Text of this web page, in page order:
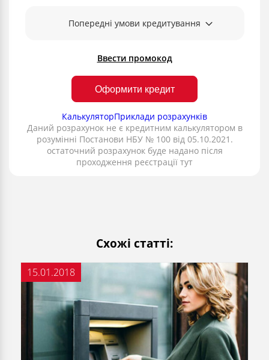
Попередні умови кредитування
Ввести промокод
Оформити кредит
КалькуляторПриклади розрахунків
Даний розрахунок не є кредитним калькулятором в
розумінні Постанови НБУ № 100 від 05.10.2021.
остаточний розрахунок буде надано після
проходження реєстрації тут
Схожі статті:
15.01.2018